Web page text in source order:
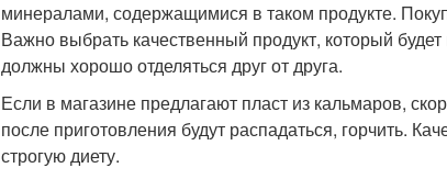
минералами, содержащимися в таком продукте.
Важно выбрать качественный продукт, который
должны хорошо отделяться друг от друга.
Если в магазине предлагают пласт из кальмаров,
после приготовления будут распадаться, горчить.
строгую диету.